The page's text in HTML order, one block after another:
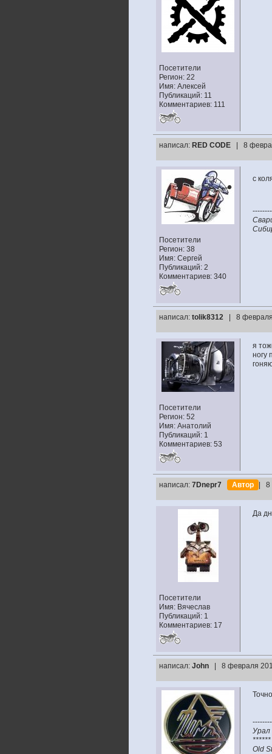
Посетители
Регион: 22
Имя: Алексей
Публикаций: 11
Комментариев: 111
написал: RED CODE | 8
Посетители
Регион: 38
Имя: Сергей
Публикаций: 2
Комментариев: 340
с
написал: tolik8312 | 8
Посетители
Регион: 52
Имя: Анатолий
Публикаций: 1
Комментариев: 53
я
ногу
написал: 7Dnepr7 Автор |
Посетители
Имя: Вячеслав
Публикаций: 1
Комментариев: 17
Да
написал: John | 8 февраля
Урал
******
Old